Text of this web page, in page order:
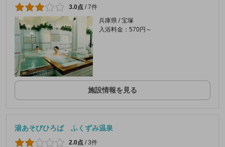
3.0点 /7件
兵庫県 / 宝塚
入浴料金：570円～
施設情報を見る
湯あそびひろば ふくずみ温泉
2.0点 /3件